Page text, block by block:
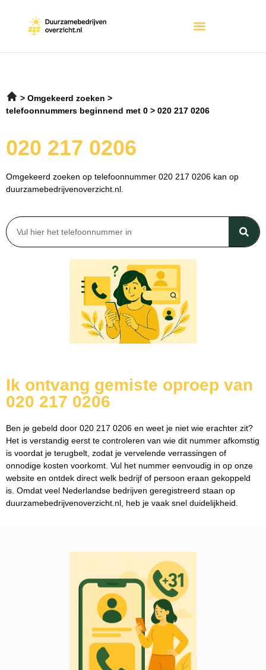
Omgekeerd zoeken
telefoonnummers beginnend met 0
020 217 0206
020 217 0206
Omgekeerd zoeken op telefoonnummer 020 217 0206 kan op
duurzamebedrijvenoverzicht.nl.
Ik ontvang gemiste oproep van
020 217 0206
Ben je gebeld door 020 217 0206 en weet je niet wie erachter zit?
Het is verstandig eerst te controleren van wie dit nummer afkomstig
is voordat je terugbelt, zodat je vervelende verrassingen of
onnodige kosten voorkomt. Vul het nummer eenvoudig in op onze
website en ontdek direct welk bedrijf of persoon eraan gekoppeld
is. Omdat veel Nederlandse bedrijven geregistreerd staan op
duurzamebedrijvenoverzicht.nl, heb je vaak snel duidelijkheid.